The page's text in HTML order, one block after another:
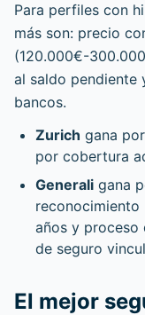
Para perfiles con
más son: precio
(120.000€-
al saldo pendiente
bancos.
Zurich gana
por cobertura
Generali gana
reconocimiento
años y proceso
de seguro
El mejor